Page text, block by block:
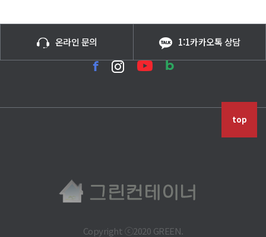
온라인 문의 1:1카카오톡 상담
top
Copyright ⓒ2020 GREEN.